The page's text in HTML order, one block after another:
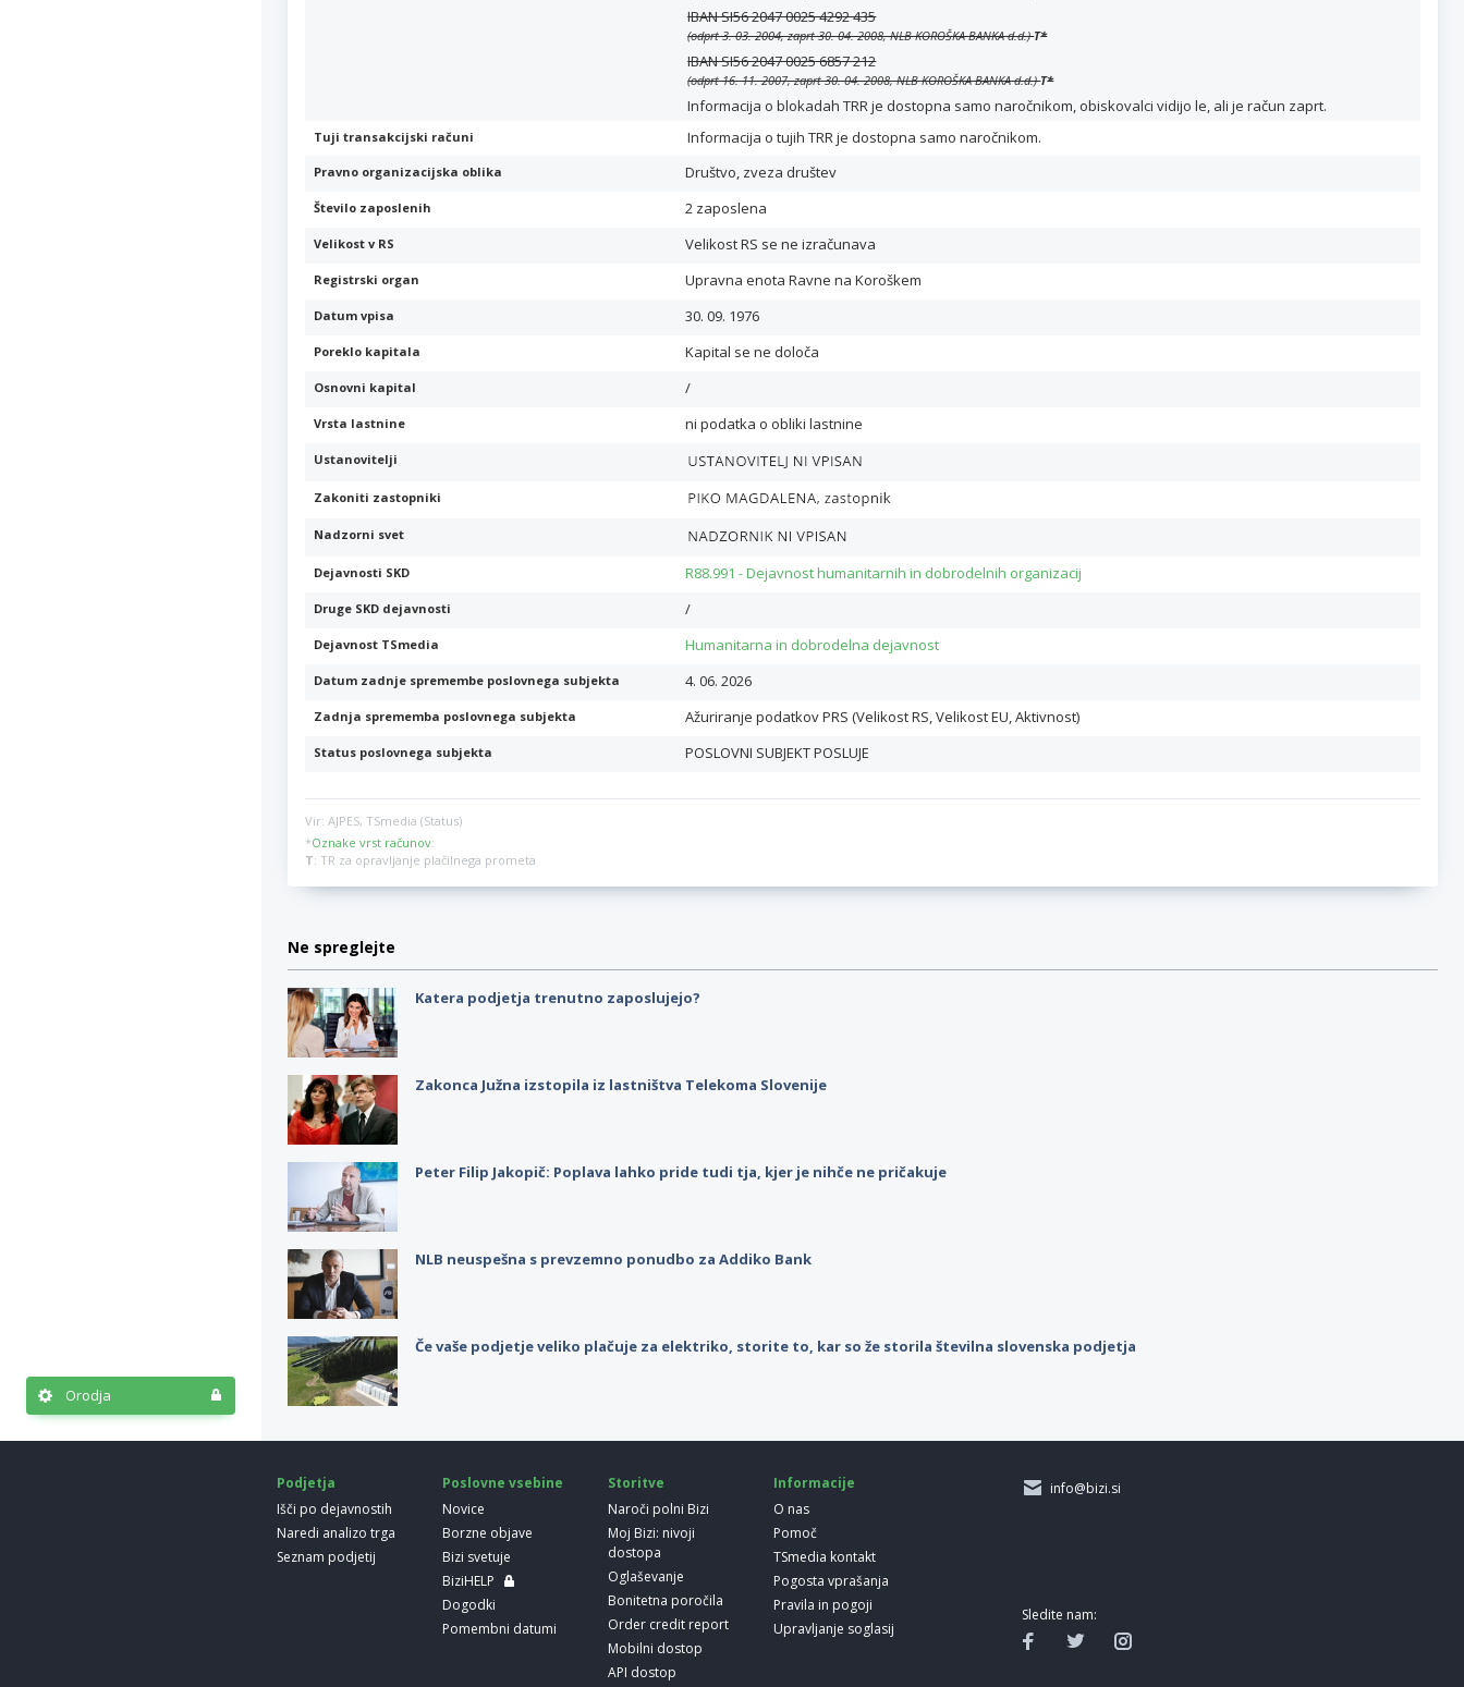
Orodja
IBAN SI56 2047 0025 4292 435
(odprt 3. 03. 2004, zaprt 30. 04. 2008, NLB KOROŠKA BANKA d.d.)T*
IBAN SI56 2047 0025 6857 212
(odprt 16. 11. 2007, zaprt 30. 04. 2008, NLB KOROŠKA BANKA d.d.)T*
Informacija o blokadah TRR je dostopna samo naročnikom, obiskovalci vidijo le, ali je račun zaprt.
Tuji transakcijski računi Informacija o tujih TRR je dostopna samo naročnikom.
Pravno organizacijska oblika Društvo, zveza društev
Število zaposlenih 2 zaposlena
Velikost v RS Velikost RS se ne izračunava
Registrski organ Upravna enota Ravne na Koroškem
Datum vpisa 30. 09. 1976
Poreklo kapitala Kapital se ne določa
Osnovni kapital /
Vrsta lastnine ni podatka o obliki lastnine
Ustanovitelji
Zakoniti zastopniki
Nadzorni svet
Dejavnosti SKD R88.991 - Dejavnost humanitarnih in dobrodelnih organizacij
Druge SKD dejavnosti /
Dejavnost TSmedia Humanitarna in dobrodelna dejavnost
Datum zadnje spremembe poslovnega subjekta 4. 06. 2026
Zadnja sprememba poslovnega subjekta Ažuriranje podatkov PRS (Velikost RS, Velikost EU, Aktivnost)
Status poslovnega subjekta POSLOVNI SUBJEKT POSLUJE
Vir: AJPES, TSmedia (Status)
*Oznake vrst računov:
T: TR za opravljanje plačilnega prometa
Ne spreglejte
Katera podjetja trenutno zaposlujejo?
Zakonca Južna izstopila iz lastništva Telekoma Slovenije
Peter Filip Jakopič: Poplava lahko pride tudi tja, kjer je nihče ne pričakuje
NLB neuspešna s prevzemno ponudbo za Addiko Bank
Če vaše podjetje veliko plačuje za elektriko, storite to, kar so že storila številna slovenska podjetja
Podjetja
Išči po dejavnostih
Naredi analizo trga
Seznam podjetij
Poslovne vsebine
Novice
Borzne objave
Bizi svetuje
BiziHELP
Dogodki
Pomembni datumi
Storitve
Naroči polni Bizi
Moj Bizi: nivoji
dostopa
Oglaševanje
Bonitetna poročila
Order credit report
Mobilni dostop
API dostop
Informacije
O nas
Pomoč
TSmedia kontakt
Pogosta vprašanja
Pravila in pogoji
Upravljanje soglasij
info@bizi.si
Sledite nam: